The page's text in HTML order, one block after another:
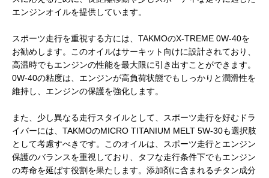
エンジンオイルを提供しています。
スポーツ走行を重視する方には、TAKMOのX-TREME 0W-40を
お勧めします。このオイルはサーキット向けに設計されており、
高温時でもエンジンの性能を最大限に引き出すことができます。
0W-40の粘度は、エンジンが高負荷状態でもしっかりと潤滑性を
維持し、エンジンの保護を強化します。
また、少し異なる走行スタイルとして、スポーツ走行を好むドラ
イバーには、TAKMOのMICRO TITANIUM MELT 5W-30も選択肢
として考慮すべきです。このオイルは、スポーツ走行とエンジン
保護のバランスを重視しており、タフな走行条件下でもエンジン
の寿命を延ばす役割を果たします。添加剤に含まれるチタン成分